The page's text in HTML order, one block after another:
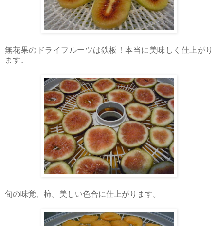
無花果のドライフルーツは鉄板！本当に美味しく仕上がり
ます。
旬の味覚、柿。美しい色合に仕上がります。